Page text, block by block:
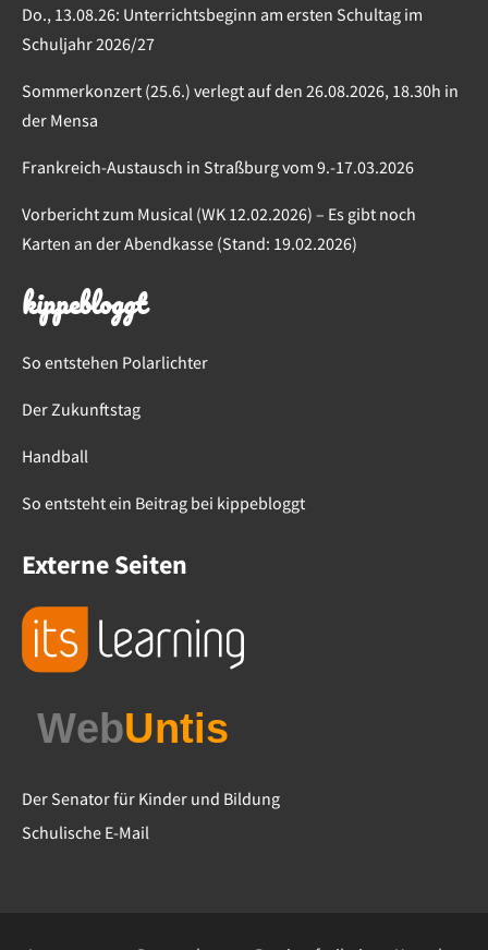
Do., 13.08.26: Unterrichtsbeginn am ersten Schultag im
Schuljahr 2026/27
Sommerkonzert (25.6.) verlegt auf den 26.08.2026, 18.30h in
der Mensa
Frankreich-Austausch in Straßburg vom 9.-17.03.2026
Vorbericht zum Musical (WK 12.02.2026) – Es gibt noch
Karten an der Abendkasse (Stand: 19.02.2026)
kippebloggt
So entstehen Polarlichter
Der Zukunftstag
Handball
So entsteht ein Beitrag bei kippebloggt
Externe Seiten
Der Senator für Kinder und Bildung
Schulische E-Mail